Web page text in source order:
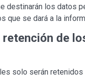
destinarán los datos
que se dará a la
de
solo serán retenidos